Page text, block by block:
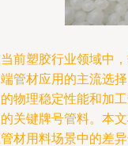
前塑胶行业领域中
管材应用的主流选
物理稳定性能和加
关键牌号管料。本
材用料场景中的差